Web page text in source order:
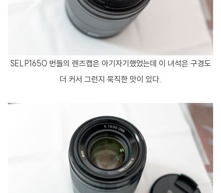
SELP1650 번들의 렌즈캡은 아기자기했었는데 이 녀석은 구경도
더 커서 그런지 묵직한 맛이 있다.